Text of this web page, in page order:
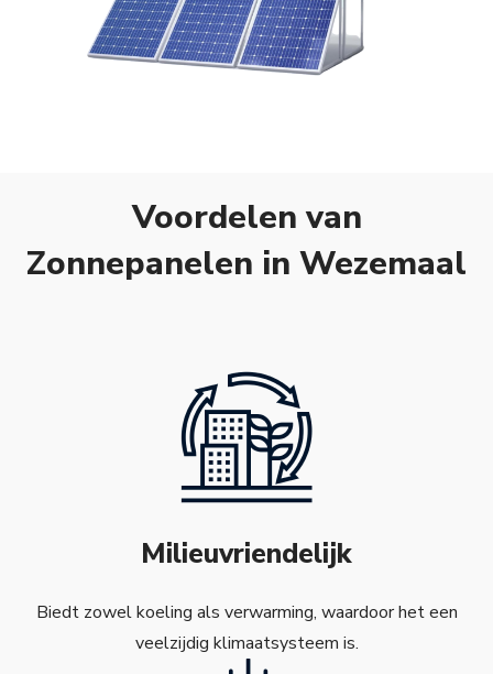
Voordelen van
Zonnepanelen in Wezemaal
Milieuvriendelijk
Biedt zowel koeling als verwarming, waardoor het een
veelzijdig klimaatsysteem is.